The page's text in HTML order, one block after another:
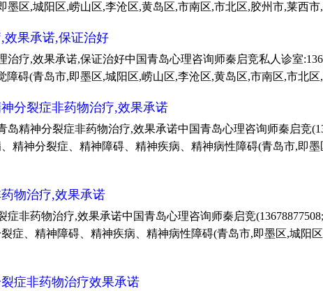
区,城阳区,崂山区,李沧区,黄岛区,市南区,市北区,胶州市,莱西
效果承诺,保证治好
疗,效果承诺,保证治好中国青岛心理咨询师秦启竞私人诊室
碍(青岛市,即墨区,城阳区,崂山区,李沧区,黄岛区,市南区,市北
分裂症非药物治疗,效果承诺
精神分裂症非药物治疗,效果承诺中国青岛心理咨询师秦启竞
精神分裂症、精神障碍、精神疾病、精神病性障碍(青岛市,即
物治疗,效果承诺
非药物治疗,效果承诺中国青岛心理咨询师秦启竞
症、精神障碍、精神疾病、精神病性障碍(青岛市,即墨区,城阳
症非药物治疗效果承诺